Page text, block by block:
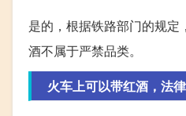
是的，根据铁路部门的规
酒不属于严禁品类。
火车上可以带红酒，法